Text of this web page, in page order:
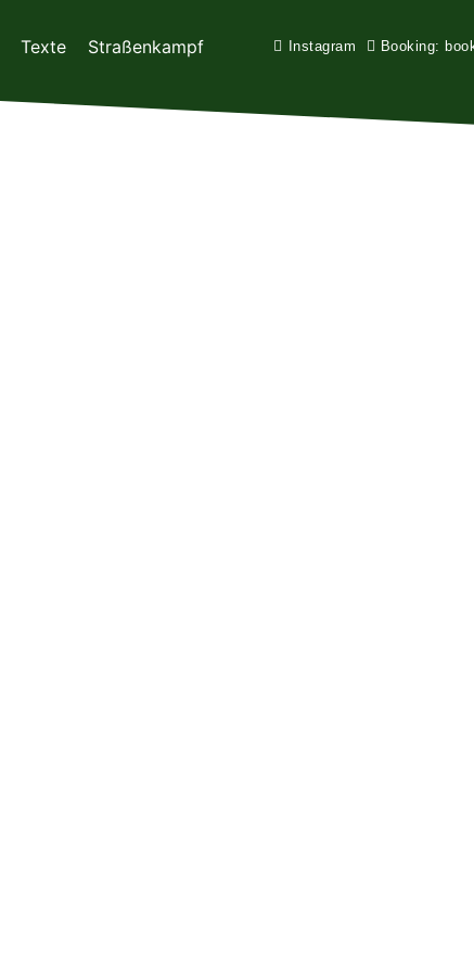
Texte Straßenkampf Instagram Booking: